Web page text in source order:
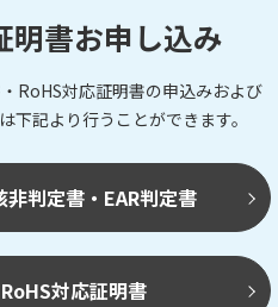
明書お申し込み
RoHS対応証明書の申込みおよび
下記より行うことができます。
非判定書・EAR判定書
RoHS対応証明書